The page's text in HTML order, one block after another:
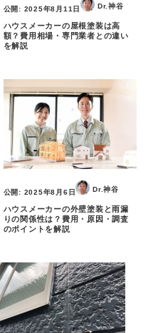
公開: 2025年8月11日 Dr.神谷
ハウスメーカーの屋根塗装は高
額？費用相場・専門業者との違い
を解説
公開: 2025年8月6日 Dr.神谷
ハウスメーカーの外壁塗装と雨漏
りの関係性は？費用・原因・調査
のポイントを解説